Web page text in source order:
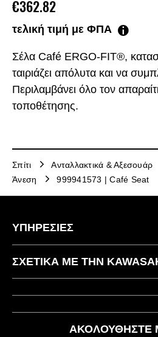
Σέλα Café ERGO-FIT®,
ταιριάζει απόλυτα και να
Περιλαμβάνει όλο τον
τοποθέτησης.
€362.82
τελική τιμή με ΦΠΑ
Σπίτι Ανταλλακτικά & Αξεσουάρ
Άνεση
999941573 | Café Seat
ΑΚΟΛΟΥΘΉΣΤΕ
ΥΠΗΡΕΣΙΕΣ
Επικοινωνήστε μαζί μας
Χρήσιμοι Σύνδεσμοι
ΣΧΕΤΙΚΆ ΜΕ ΤΗΝ
Εταιρεία